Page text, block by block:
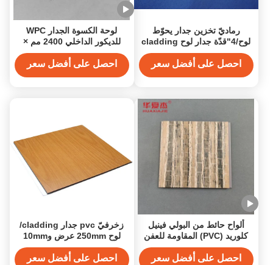
رماديّ تخزين جدار يحوّط
لوح/4"قدّة جدار لوح cladding
لوح
احصل على أفضل سعر
لوحة الكسوة الجدار WPC
للديكور الداخلي 2400 مم ×
1200 مم
احصل على أفضل سعر
ألواح حائط من البولي فينيل
كلوريد (PVC) المقاومة للعفن
للتغليف الداخلي للجدران
احصل على أفضل سعر
زخرفيّ pvc جدار cladding/
لوح 250mm عرض و10mm
سماكة
احصل على أفضل سعر